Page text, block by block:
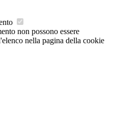
non possono essere
nella pagina della cookie